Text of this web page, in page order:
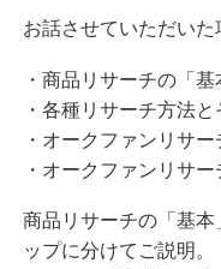
お話させていただいた
・商品リサーチの「基
・各種リサーチ方法
・オークファンリサ
・オークファンリサ
商品リサーチの「基
ップに分けてご説明。